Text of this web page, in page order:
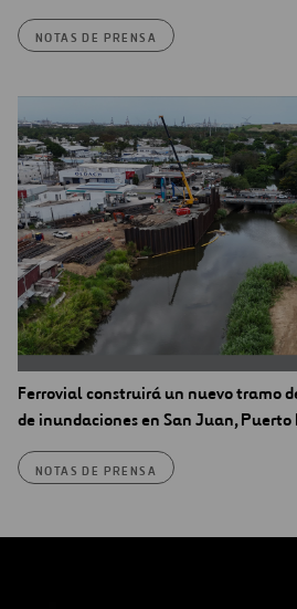
NOTAS DE PRENSA
Ferrovial construirá un nuevo tramo
de inundaciones en San Juan, Puerto
NOTAS DE PRENSA